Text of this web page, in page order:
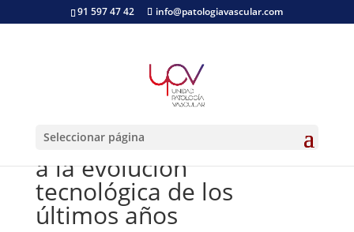
91 597 47 42 info@patologiavascular.com
Seleccionar página
varices sin cirugía gracias
a la evolución
tecnológica de los
últimos años